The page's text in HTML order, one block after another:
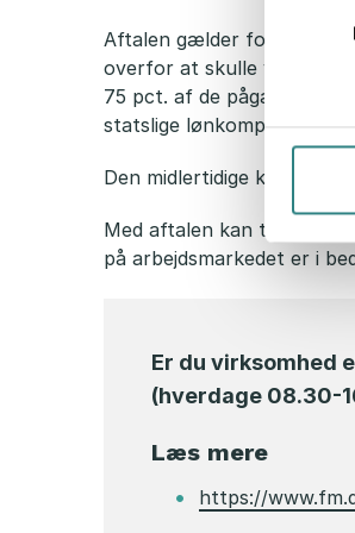
Aftalen gælder for
overfor at skulle varsle
75 pct. af de pågældende
statslige lønkompensation
Den midlertidige
Med aftalen kan tusindvis
på arbejdsmarkedet er i
Er du virksomhed
(hverdage 08.30-
Læs mere
https://